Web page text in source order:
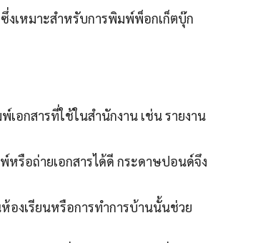
งเหมาะสำหรับการพิมพ์พ็อกเก็ตบุ๊ก
อกสารที่ใช้ในสำนักงาน เช่น รายงาน
รือถ่ายเอกสารได้ดี กระดาษปอนด์จึง
องเรียนหรือการทำการบ้านนั้นช่วย